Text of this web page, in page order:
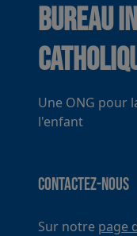
Bureau
Une ONG pour
l'enfant
Contactez-nous
Sur notre page